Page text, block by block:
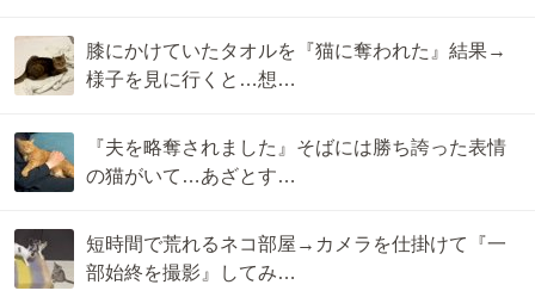
膝にかけていたタオルを『猫に奪われた』結果→
様子を見に行くと…想…
『夫を略奪されました』そばには勝ち誇った表情
の猫がいて…あざとす…
短時間で荒れるネコ部屋→カメラを仕掛けて『一
部始終を撮影』してみ…